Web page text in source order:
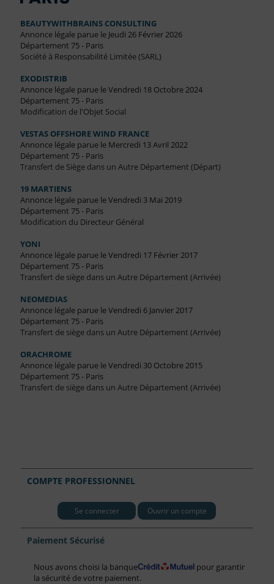
BEAUTYWITHBRAINS CONSULTING
Annonce légale parue le Jeudi 26 Février 2026
Département 75 - Paris
Société à Responsabilité Limitée (SARL)
EXODISTRIB
Annonce légale parue le Vendredi 18 Octobre 2024
Département 75 - Paris
Modification de l'Objet Social
VESTAS OFFSHORE WIND FRANCE
Annonce légale parue le Mercredi 13 Avril 2022
Département 75 - Paris
Transfert de Siège dans un Autre Département (Départ)
19 MARTIENS
Annonce légale parue le Vendredi 3 Mai 2019
Département 75 - Paris
Modification du Directeur Général
YONI
Annonce légale parue le Vendredi 17 Février 2017
Département 75 - Paris
Transfert de siège dans un Autre Département (Arrivée)
NEOMEDIAS
Annonce légale parue le Vendredi 6 Janvier 2017
Département 75 - Paris
Transfert de siège dans un Autre Département (Arrivée)
ORACHROME
Annonce légale parue le Vendredi 30 Octobre 2015
Département 75 - Paris
Transfert de siège dans un Autre Département (Arrivée)
COMPTE PROFESSIONNEL
Se connecter Ouvrir un compte
Paiement Sécurisé
Nous avons choisi la banque
pour garantir
la sécurité de votre paiement.